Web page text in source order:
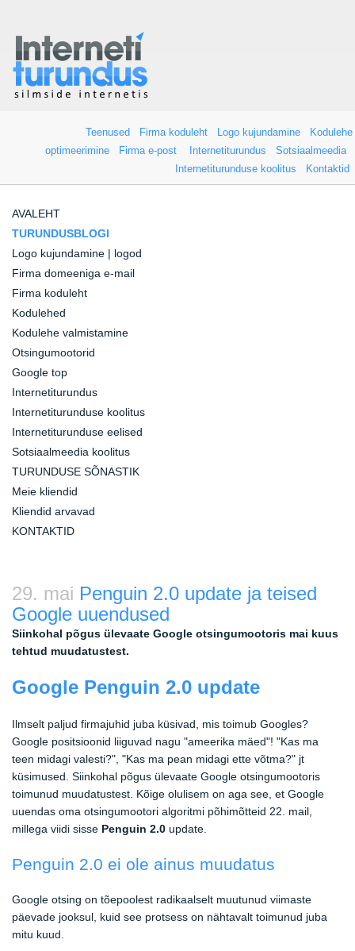
Teenused Firma koduleht Logo kujundamine
Kodulehe
optimeerimine
Firma e-post Internetiturundus
Sotsiaalmeedia
Internetiturunduse koolitus
Kontaktid
AVALEHT
TURUNDUSBLOGI
Logo kujundamine | logod
Firma domeeniga e-mail
Firma koduleht
Kodulehed
Kodulehe valmistamine
Otsingumootorid
Google top
Internetiturundus
Internetiturunduse koolitus
Internetiturunduse eelised
Sotsiaalmeedia koolitus
TURUNDUSE SÕNASTIK
Meie kliendid
Kliendid arvavad
KONTAKTID
29. mai Penguin 2.0 update ja teised
Google uuendused
Siinkohal põgus ülevaate Google otsingumootoris mai kuus
tehtud muudatustest.
Google Penguin 2.0 update
Ilmselt paljud firmajuhid juba küsivad, mis toimub Googles?
Google positsioonid liiguvad nagu "ameerika mäed"! "Kas ma
teen midagi valesti?", "Kas ma pean midagi ette võtma?" jt
küsimused. Siinkohal põgus ülevaate Google otsingumootoris
toimunud muudatustest. Kõige olulisem on aga see, et Google
uuendas oma otsingumootori algoritmi põhimõtteid 22. mail,
millega viidi sisse Penguin 2.0 update.
Penguin 2.0 ei ole ainus muudatus
Google otsing on tõepoolest radikaalselt muutunud viimaste
päevade jooksul, kuid see protsess on nähtavalt toimunud juba
mitu kuud.